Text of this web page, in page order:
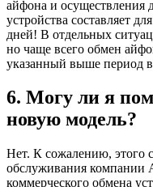
айфона и осуществления
устройства составляет
дней! В отдельных
но чаще всего обмен
указанный выше период
6. Могу ли я
новую модель?
Нет. К сожалению, этого
обслуживания компании
коммерческого обмена